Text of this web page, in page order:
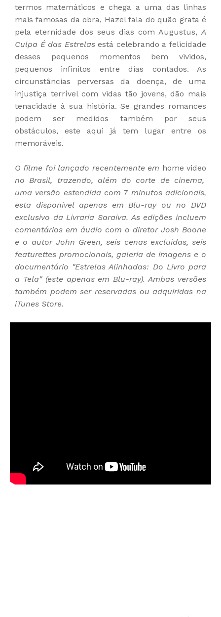
termos matemáticos e chega a uma das linhas
mais famosas da obra, Hazel fala do quão grata é
pela eternidade dos seus dias com Augustus, A
Culpa É das Estrelasestá celebrando a felicidade
desses pequenos momentos bem vividos,
pequenos infinitos entre dias contados. As
circunstâncias perversas da doença, de uma
injustiça terrível com vidas tão jovens, dão mais
tenacidade à sua história. Se grandes romances
podem ser medidos também por seus
obstáculos, este aqui já tem lugar entre os
memoráveis.
O filme foi lançado recentemente em home video
no Brasil, trazendo, além do corte de cinema,
uma versão estendida com 7 minutos adicionais,
esta disponível apenas em Blu-ray ou no DVD
exclusivo da Livraria Saraiva. As edições incluem
comentários em áudio com o diretor Josh Boone
e o autor John Green, seis cenas excluídas, seis
featurettes promocionais, galeria de imagens e o
documentário "Estrelas Alinhadas: Do Livro para
a Tela" (este apenas em Blu-ray). Ambas versões
também podem ser reservadas ou adquiridas na
iTunes Store.